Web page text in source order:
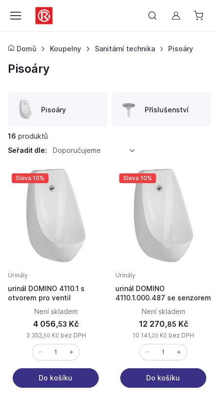
Můj účet
Domů Koupelny Sanitární technika Pisoáry
Pisoáry
Pisoáry Příslušenství
16 produktů
Seřadit dle:
Doporučujeme
Sleva 10%
Urinály
urinál DOMINO 4110.1 s
otvorem pro ventil
Není skladem
4 056,53 Kč
3 352,50 Kč bez DPH
Do košíku
Sleva 10%
Urinály
urinál DOMINO
4110.1.000.487 se senzorem
Není skladem
12 270,85 Kč
10 141,20 Kč bez DPH
Do košíku